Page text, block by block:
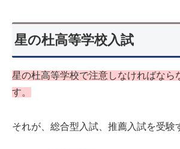
星の杜高等学校入試
星の杜高等学校で注意しなければなら
す。
それが、総合型入試、推薦入試を受験